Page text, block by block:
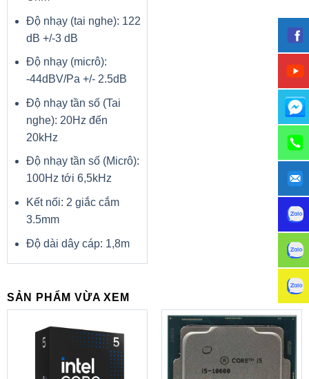
Độ nhạy (tai nghe): 122
dB +/-3 dB
Độ nhạy (micrô):
-44dBV/Pa +/- 2.5dB
Độ nhạy tần số (Tai
nghe): 20Hz đến
20kHz
Độ nhạy tần số (Micrô):
100Hz tới 6,5kHz
Kết nối: 2 giắc cắm
3.5mm
Độ dài dây cáp: 1,8m
SẢN PHẨM VỪA XEM